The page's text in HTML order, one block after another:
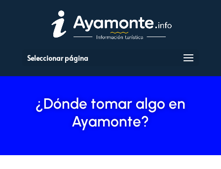
Seleccionar página
¿Dónde tomar algo en
Ayamonte?